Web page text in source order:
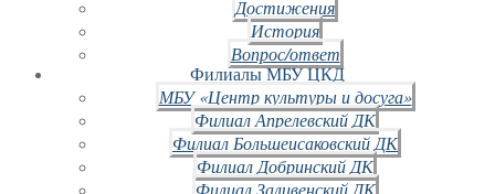
Достижения
История
Вопрос/ответ
Филиалы МБУ ЦКД
МБУ «Центр культуры и досуга»
Филиал Апрелевский ДК
Филиал Большеисаковский ДК
Филиал Добринский ДК